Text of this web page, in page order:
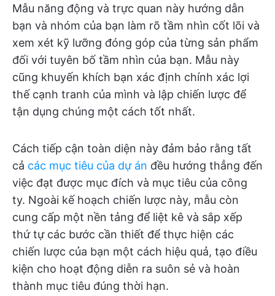
Mẫu năng động và trực quan này hướng dẫn
bạn và nhóm của bạn làm rõ tầm nhìn cốt lõi và
xem xét kỹ lưỡng đóng góp của từng sản phẩm
đối với tuyên bố tầm nhìn của bạn. Mẫu này
cũng khuyến khích bạn xác định chính xác lợi
thế cạnh tranh của mình và lập chiến lược để
tận dụng chúng một cách tốt nhất.
Cách tiếp cận toàn diện này đảm bảo rằng tất
cả các mục tiêu của dự án đều hướng thẳng đến
việc đạt được mục đích và mục tiêu của công
ty. Ngoài kế hoạch chiến lược này, mẫu còn
cung cấp một nền tảng để liệt kê và sắp xếp
thứ tự các bước cần thiết để thực hiện các
chiến lược của bạn một cách hiệu quả, tạo điều
kiện cho hoạt động diễn ra suôn sẻ và hoàn
thành mục tiêu đúng thời hạn.